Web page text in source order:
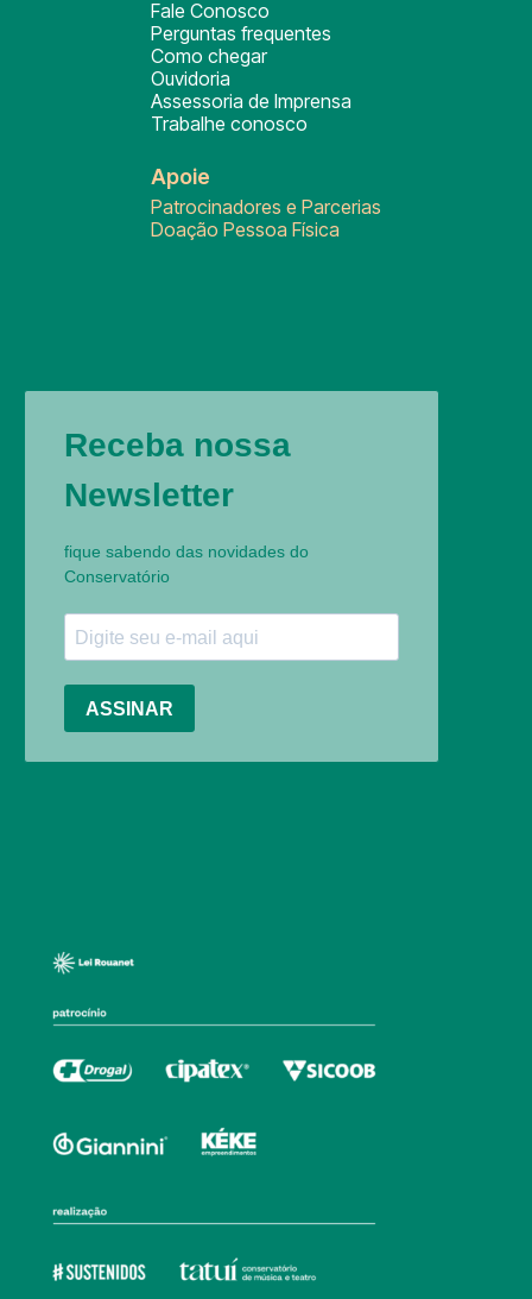
Fale Conosco
Perguntas frequentes
Como chegar
Ouvidoria
Assessoria de Imprensa
Trabalhe conosco
Apoie
Patrocinadores e Parcerias
Doação Pessoa Física